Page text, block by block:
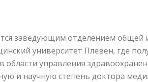
заведующим отделением общей
университет Плевен, где
области управления
и научную степень доктора